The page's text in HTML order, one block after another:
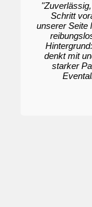
Schritt
unserer Seite
denkt mit
starker